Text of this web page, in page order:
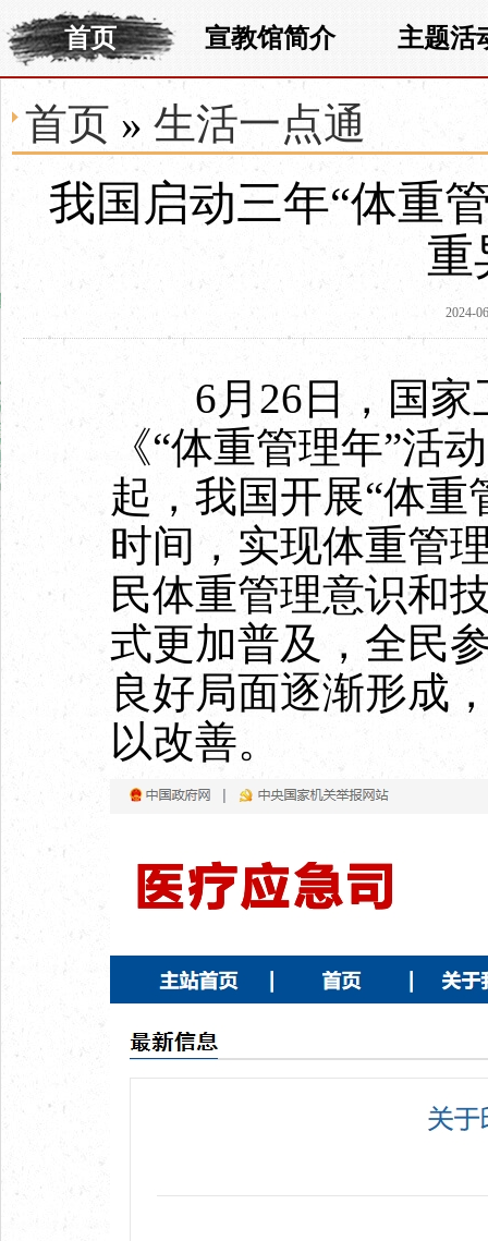
首页 宣教馆简介 主题活
首页 » 生活一点通
我国启动三年“体重
重
2024-
6月26日，国家
《“体重管理年”活
起，我国开展“体重
时间，实现体重管
民体重管理意识和
式更加普及，全民
良好局面逐渐形成
以改善。